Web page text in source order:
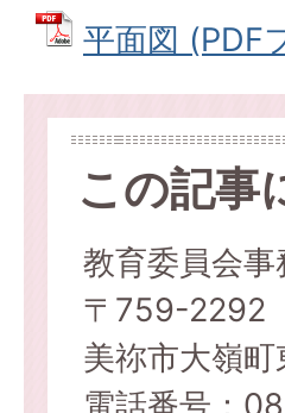
平面図 (PDF
この記事
教育委員会
〒759-2292
美祢市大嶺
電話番号：